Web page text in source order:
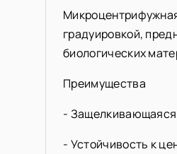
градуировкой,
биологических
Преимущества
- Защелкивающаяся
- Устойчивость к